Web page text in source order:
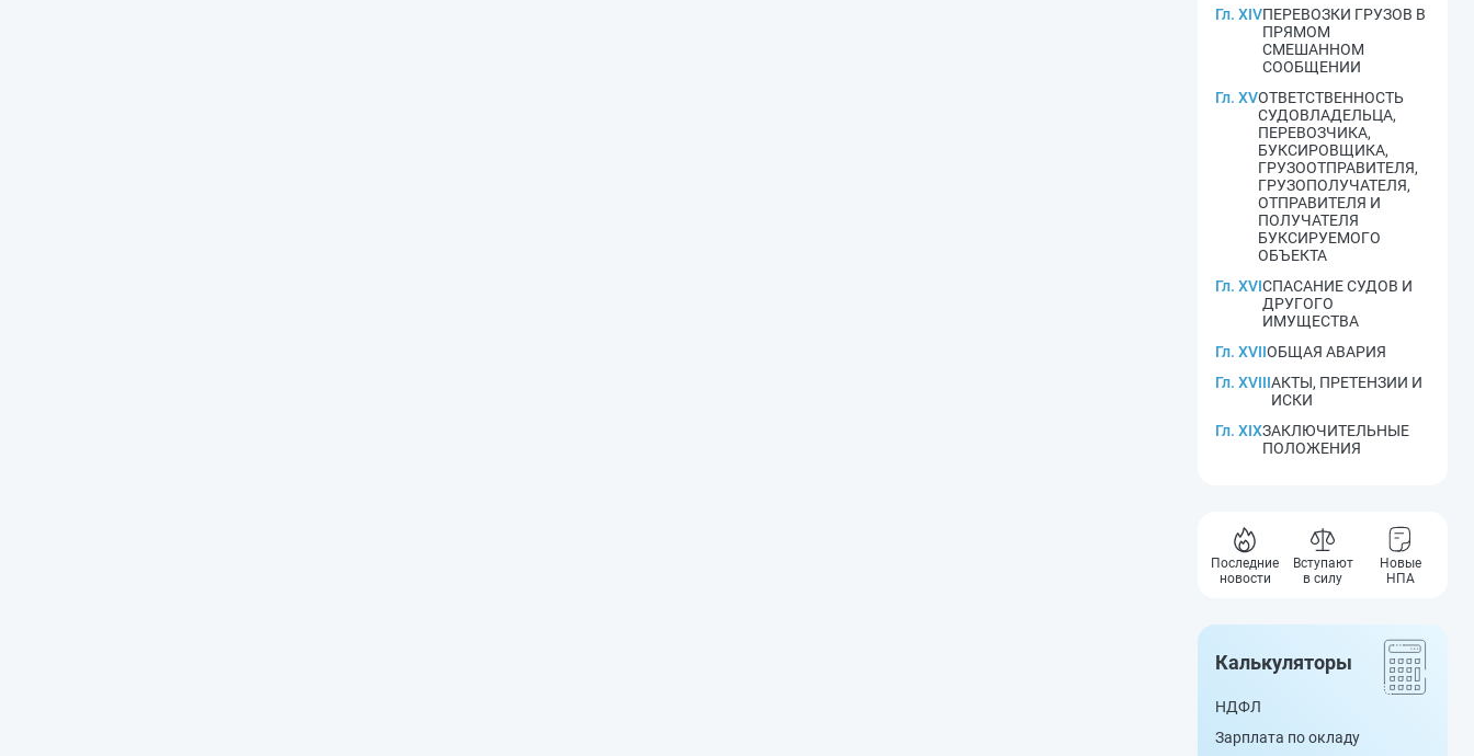
Гл. XIVПЕРЕВОЗКИ ГРУЗОВ В
ПРЯМОМ
СМЕШАННОМ
СООБЩЕНИИ
Гл. XVОТВЕТСТВЕННОСТЬ
СУДОВЛАДЕЛЬЦА,
ПЕРЕВОЗЧИКА,
БУКСИРОВЩИКА,
ГРУЗООТПРАВИТЕЛЯ,
ГРУЗОПОЛУЧАТЕЛЯ,
ОТПРАВИТЕЛЯ И
ПОЛУЧАТЕЛЯ
БУКСИРУЕМОГО
ОБЪЕКТА
Гл. XVIСПАСАНИЕ СУДОВ И
ДРУГОГО
ИМУЩЕСТВА
Гл. XVIIОБЩАЯ АВАРИЯ
Гл. XVIIIАКТЫ, ПРЕТЕНЗИИ И
ИСКИ
Гл. XIXЗАКЛЮЧИТЕЛЬНЫЕ
ПОЛОЖЕНИЯ
Последние
новости
Вступают
в силу
Новые
НПА
Калькуляторы
НДФЛ
Зарплата по окладу